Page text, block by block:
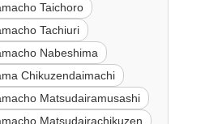
Taichoro
Tachiuri
Nabeshima
Chikuzendaimachi
Matsudairamusashi
Matsudairachikuzen